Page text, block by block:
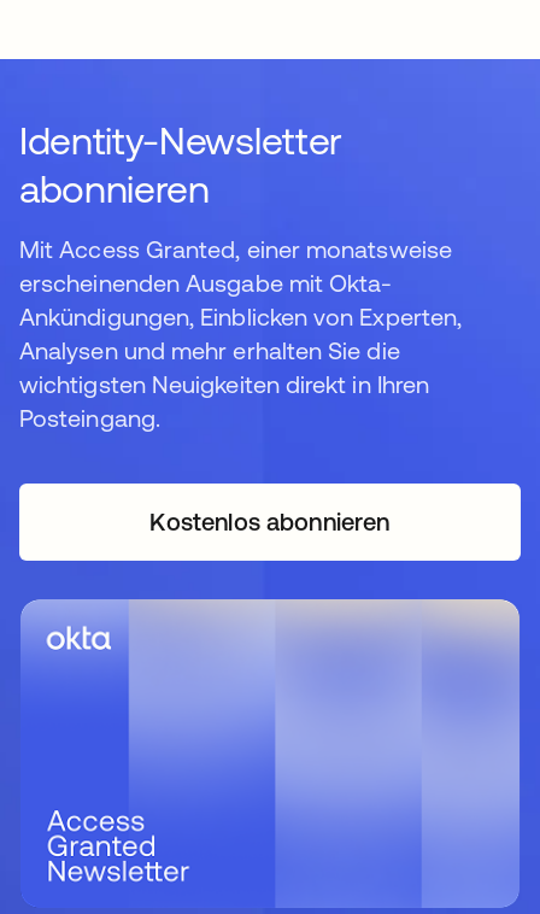
Identity-Newsletter
abonnieren
Mit Access Granted, einer monatsweise
erscheinenden Ausgabe mit Okta-
Ankündigungen, Einblicken von Experten,
Analysen und mehr erhalten Sie die
wichtigsten Neuigkeiten direkt in Ihren
Posteingang.
Kostenlos abonnieren
wird in einer neuen